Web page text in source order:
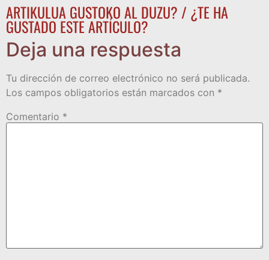
ARTIKULUA GUSTOKO AL DUZU? / ¿TE HA
GUSTADO ESTE ARTÍCULO?
Deja una respuesta
Tu dirección de correo electrónico no será publicada.
Los campos obligatorios están marcados con *
Comentario *